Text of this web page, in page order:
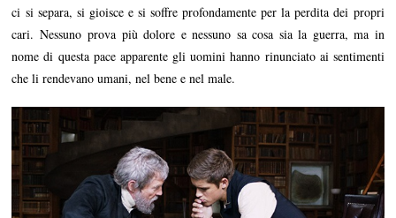
ci si separa, si gioisce e si soffre profondamente per la perdita dei propri
cari. Nessuno prova più dolore e nessuno sa cosa sia la guerra, ma in
nome di questa pace apparente gli uomini hanno rinunciato ai sentimenti
che li rendevano umani, nel bene e nel male.